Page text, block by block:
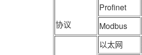
协议
Profinet
Modbus
以太网